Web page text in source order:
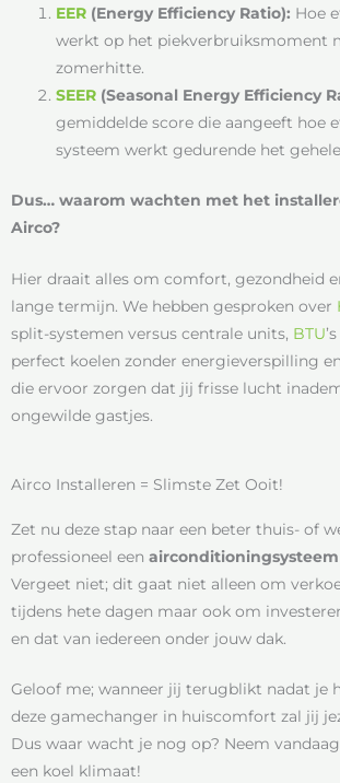
EER (Energy Efficiency Ratio): Hoe
werkt op het piekverbruiksmoment
zomerhitte.
SEER (Seasonal Energy Efficiency
gemiddelde score die aangeeft hoe
systeem werkt gedurende het
Dus… waarom wachten met het
Airco?
Hier draait alles om comfort, gezondheid
lange termijn. We hebben gesproken over
split-systemen versus centrale units, BTU
perfect koelen zonder energieverspilling
die ervoor zorgen dat jij frisse lucht
ongewilde gastjes.
Airco Installeren = Slimste Zet Ooit!
Zet nu deze stap naar een beter thuis- of
professioneel een
Vergeet niet; dit gaat niet alleen om
tijdens hete dagen maar ook om
en dat van iedereen onder jouw dak.
Geloof me; wanneer jij terugblikt nadat je
deze gamechanger in huiscomfort zal jij
Dus waar wacht je nog op? Neem
een koel klimaat!